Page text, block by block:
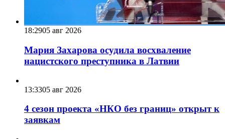
18:2905 авг 2026
Мария Захарова осудила восхваление
нацистского преступника в Латвии
13:3305 авг 2026
4 сезон проекта «НКО без границ» открыт к
заявкам